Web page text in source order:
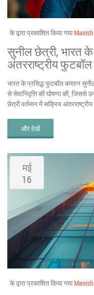
के द्वारा प्रकाशित किया गया
सुनील छेत्री, भारत
अंतरराष्ट्रीय
भारत के प्रसिद्ध फुटबॉल कप्तान
से सेवानिवृत्ति की घोषणा की, जिससे
छेत्री वर्तमान में सक्रिय
और देखें
मई
16
के द्वारा प्रकाशित किया गया